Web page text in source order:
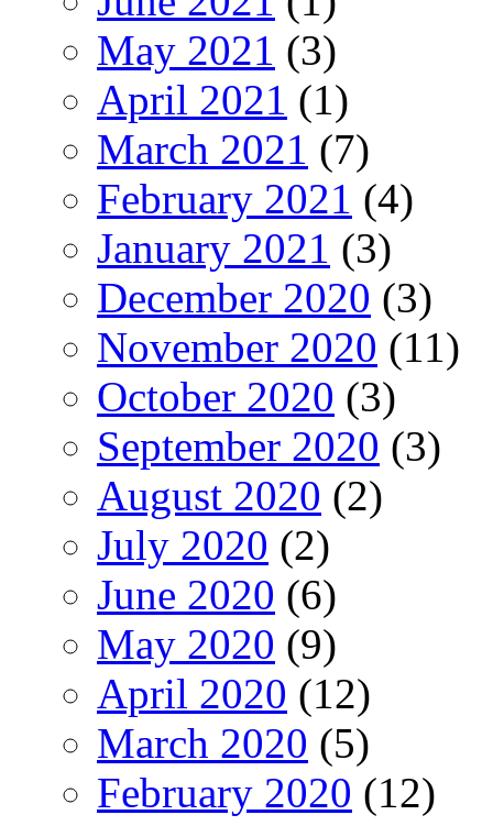
May 2021 (3)
April 2021 (1)
March 2021 (7)
February 2021 (4)
January 2021 (3)
December 2020 (3)
November 2020 (11)
October 2020 (3)
September 2020 (3)
August 2020 (2)
July 2020 (2)
June 2020 (6)
May 2020 (9)
April 2020 (12)
March 2020 (5)
February 2020 (12)